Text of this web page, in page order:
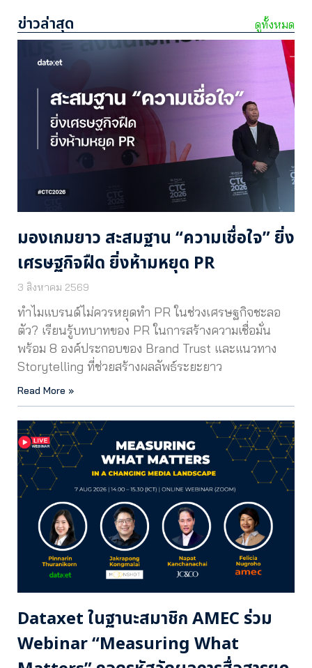
ข่าวล่าสุด ดูทั้งหมด
มองเกมยาว สะสมฐาน “ความเชื่อใจ” ยิ่ง
เศรษฐกิจฝืด ยิ่งห้ามหยุด PR
3 สิงหาคม 2569
ทำไมแบรนด์ไม่ควรหยุดทำ PR ในช่วงเศรษฐกิจชะลอ
ตัว? เรียนรู้บทบาทของ PR ในการสร้างความเชื่อมั่น
พร้อม 8 องค์ประกอบของ Brand Trust และแนวทาง
Storytelling ที่ช่วยสร้างผลลัพธ์ระยะยาว
Read More »
Dataxet ในฐานะสมาชิก AMEC ร่วม
Webinar “Measuring What